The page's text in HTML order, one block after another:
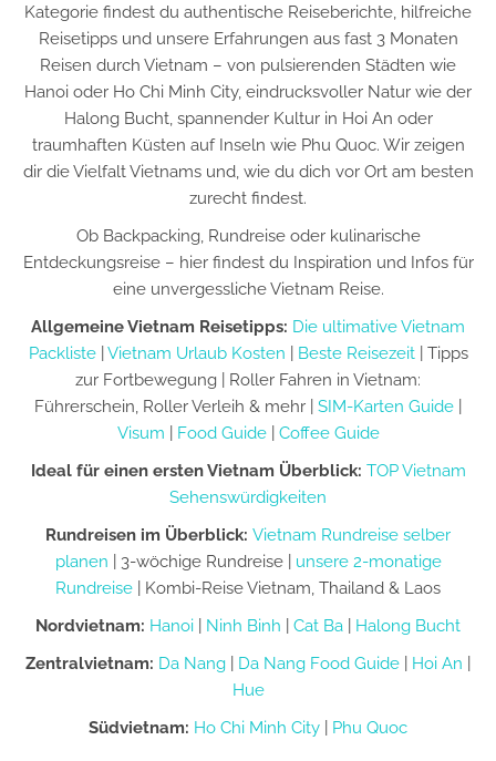
Kategorie findest du authentische Reiseberichte, hilfreiche
Reisetipps und unsere Erfahrungen aus fast 3 Monaten
Reisen durch Vietnam – von pulsierenden Städten wie
Hanoi oder Ho Chi Minh City, eindrucksvoller Natur wie der
Halong Bucht, spannender Kultur in Hoi An oder
traumhaften Küsten auf Inseln wie Phu Quoc. Wir zeigen
dir die Vielfalt Vietnams und, wie du dich vor Ort am besten
zurecht findest.
Ob Backpacking, Rundreise oder kulinarische
Entdeckungsreise – hier findest du Inspiration und Infos für
eine unvergessliche Vietnam Reise.
Allgemeine Vietnam Reisetipps: Die ultimative Vietnam
Packliste| Vietnam Urlaub Kosten Beste Reisezeit| Tipps
zur Fortbewegung | Roller Fahren in Vietnam:
Führerschein, Roller Verleih & mehr | SIM-Karten Guide
Visum
Food Guide| Coffee Guide
Ideal für einen ersten Vietnam Überblick: TOP Vietnam
Sehenswürdigkeiten
Rundreisen im Überblick: Vietnam Rundreise selber
planen | 3-wöchige Rundreise | unsere 2-monatige
Rundreise | Kombi-Reise Vietnam, Thailand & Laos
Nordvietnam: Hanoi Ninh Binh Cat Ba
Halong Bucht
Zentralvietnam: Da Nang Da Nang Food Guide Hoi An
Hue
Südvietnam: Ho Chi Minh City Phu Quoc